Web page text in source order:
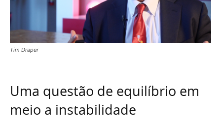
Tim Draper
Uma questão de equilíbrio em
meio a instabilidade